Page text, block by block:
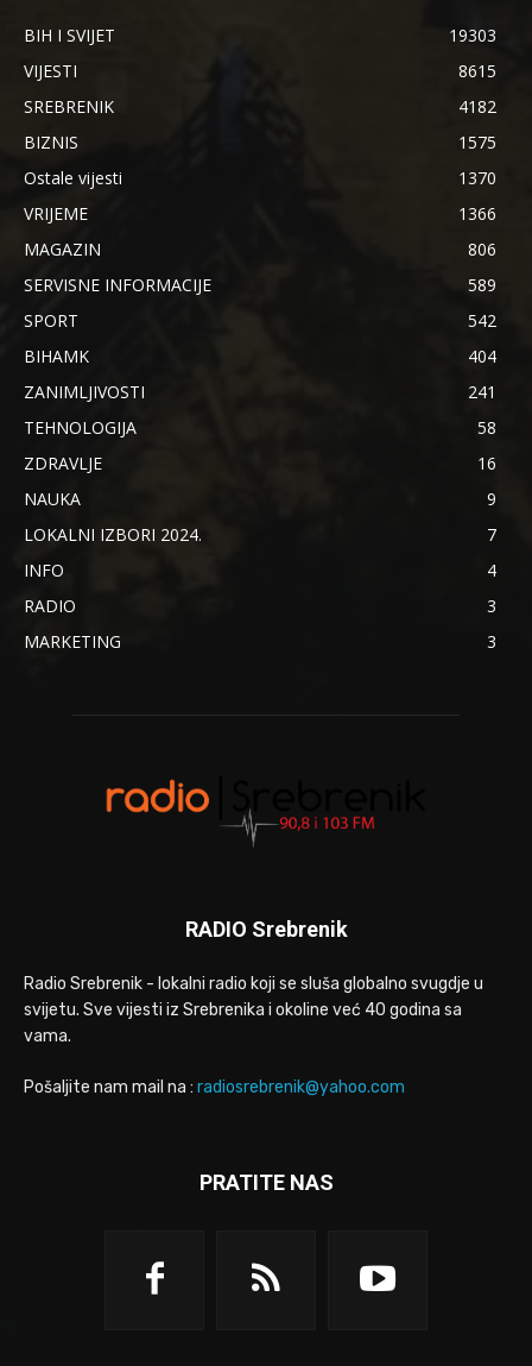
BIH I SVIJET
19303
VIJESTI
8615
SREBRENIK
4182
BIZNIS
1575
Ostale vijesti
1370
VRIJEME
1366
MAGAZIN
806
SERVISNE INFORMACIJE
589
SPORT
542
BIHAMK
404
ZANIMLJIVOSTI
241
TEHNOLOGIJA
58
ZDRAVLJE
16
NAUKA
9
LOKALNI IZBORI 2024.
7
INFO
4
RADIO
3
MARKETING
3
RADIO Srebrenik
Radio Srebrenik - lokalni radio koji se sluša globalno svugdje u
svijetu. Sve vijesti iz Srebrenika i okoline već 40 godina sa
vama.
Pošaljite nam mail na : radiosrebrenik@yahoo.com
PRATITE NAS